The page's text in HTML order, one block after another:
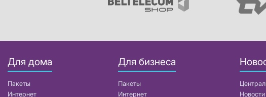
Для дома
Пакеты
Интернет
Для бизнеса
Пакеты
Интернет